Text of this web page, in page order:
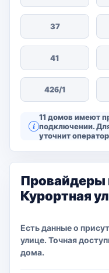
37
41
42б/1
11 домов имеют
подключении.
уточнит
Провайдеры
Курортная ул
Есть данные о
улице. Точная
дома.